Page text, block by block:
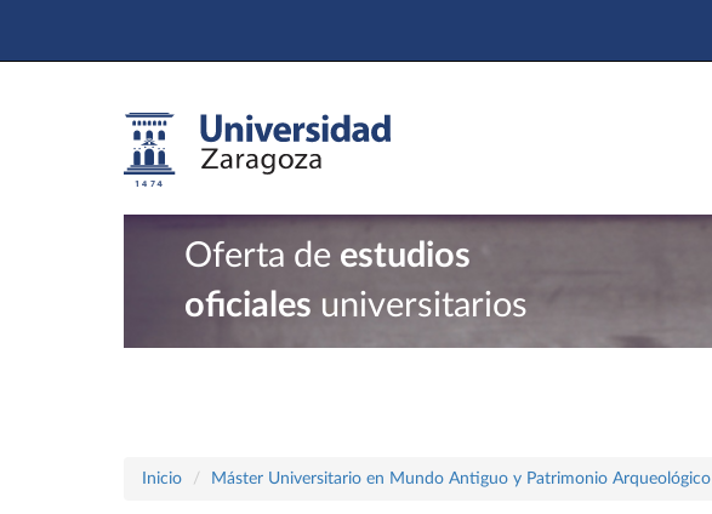
Oferta de estudios
oficiales universitarios
Inicio Máster Universitario en Mundo Antiguo y Patrimonio Arqueológico